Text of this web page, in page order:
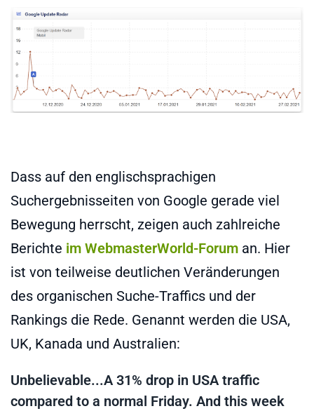
Dass auf den englischsprachigen
Suchergebnisseiten von Google gerade viel
Bewegung herrscht, zeigen auch zahlreiche
Berichte im WebmasterWorld-Forum an. Hier
ist von teilweise deutlichen Veränderungen
des organischen Suche-Traffics und der
Rankings die Rede. Genannt werden die USA,
UK, Kanada und Australien:
Unbelievable...A 31% drop in USA traffic
compared to a normal Friday. And this week